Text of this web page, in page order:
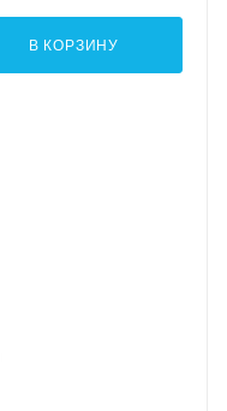
В КОРЗИНУ